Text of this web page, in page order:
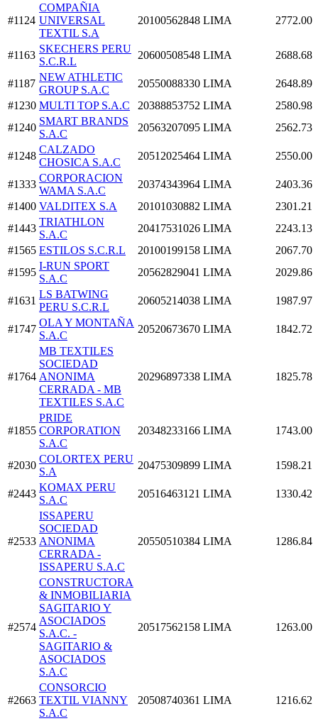
#1124
COMPAÑIA
UNIVERSAL
TEXTIL S.A
20100562848 LIMA 2772.00
#1163
SKECHERS PERU
S.C.R.L
20600508548 LIMA 2688.68
#1187
NEW ATHLETIC
GROUP S.A.C
20550088330 LIMA
2648.89
#1230 MULTI TOP S.A.C 20388853752 LIMA
2580.98
#1240
SMART BRANDS
S.A.C
20563207095 LIMA 2562.73
#1248
CALZADO
CHOSICA S.A.C
20512025464 LIMA 2550.00
#1333
CORPORACION
WAMA S.A.C
20374343964 LIMA
2403.36
#1400 VALDITEX S.A 20101030882 LIMA
2301.21
#1443
TRIATHLON
S.A.C
20417531026 LIMA
2243.13
#1565 ESTILOS S.C.R.L 20100199158 LIMA
2067.70
#1595
I-RUN SPORT
S.A.C
20562829041 LIMA 2029.86
#1631
LS BATWING
PERU S.C.R.L
20605214038 LIMA 1987.97
#1747
OLA Y MONTAÑA
S.A.C
20520673670 LIMA 1842.72
#1764
MB TEXTILES
SOCIEDAD
ANONIMA
CERRADA - MB
TEXTILES S.A.C
20296897338 LIMA 1825.78
#1855
PRIDE
CORPORATION
S.A.C
20348233166 LIMA 1743.00
#2030
COLORTEX PERU
S.A
20475309899 LIMA 1598.21
#2443
KOMAX PERU
S.A.C
20516463121 LIMA 1330.42
#2533
ISSAPERU
SOCIEDAD
ANONIMA
CERRADA -
ISSAPERU S.A.C
20550510384 LIMA 1286.84
#2574
CONSTRUCTORA
& INMOBILIARIA
SAGITARIO Y
ASOCIADOS
S.A.C. -
SAGITARIO &
ASOCIADOS
S.A.C
20517562158 LIMA 1263.00
#2663
CONSORCIO
TEXTIL VIANNY
S.A.C
20508740361 LIMA 1216.62